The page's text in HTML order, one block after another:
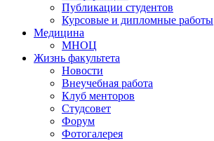
Публикации студентов
Курсовые и дипломные работы
Медицина
МНОЦ
Жизнь факультета
Новости
Внеучебная работа
Клуб менторов
Студсовет
Форум
Фотогалерея